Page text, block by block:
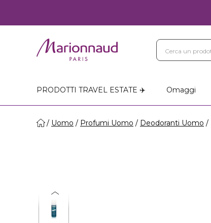
PRODOTTI TRAVEL ESTATE ✈️ Omaggi
Uomo Profumi Uomo Deodoranti Uomo